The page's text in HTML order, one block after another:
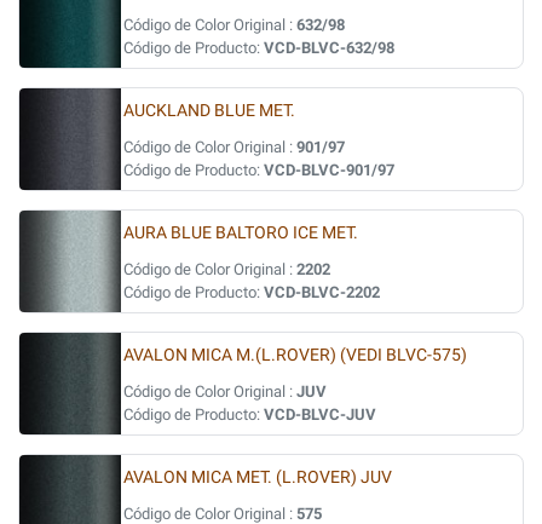
Código de Color Original : 632/98
Código de Producto: VCD-BLVC-632/98
AUCKLAND BLUE MET.
Código de Color Original : 901/97
Código de Producto: VCD-BLVC-901/97
AURA BLUE BALTORO ICE MET.
Código de Color Original : 2202
Código de Producto: VCD-BLVC-2202
AVALON MICA M.(L.ROVER) (VEDI BLVC-575)
Código de Color Original : JUV
Código de Producto: VCD-BLVC-JUV
AVALON MICA MET. (L.ROVER) JUV
Código de Color Original : 575